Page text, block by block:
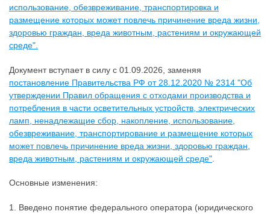
использование, обезвреживание, транспортировка и
размещение которых может повлечь причинение вреда жизни,
здоровью граждан, вреда животным, растениям и окружающей
среде".
Документ вступает в силу с 01.09.2026, заменяя
постановление Правительства РФ от 28.12.2020 № 2314 "Об
утверждении Правил обращения с отходами производства и
потребления в части осветительных устройств, электрических
ламп, ненадлежащие сбор, накопление, использование,
обезвреживание, транспортирование и размещение которых
может повлечь причинение вреда жизни, здоровью граждан,
вреда животным, растениям и окружающей среде"
Основные изменения:
1. Введено понятие федерального оператора (юридического